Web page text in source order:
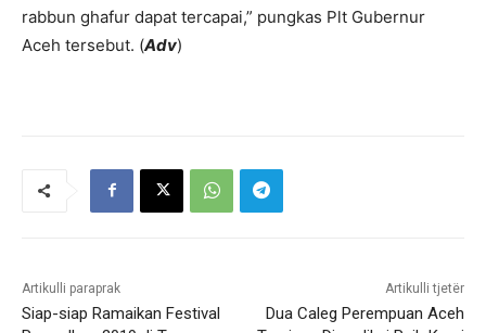
rabbun ghafur dapat tercapai,” pungkas Plt Gubernur
Aceh tersebut. (Adv)
Artikulli paraprak
Siap-siap Ramaikan Festival
Artikulli tjetër
Dua Caleg Perempuan Aceh